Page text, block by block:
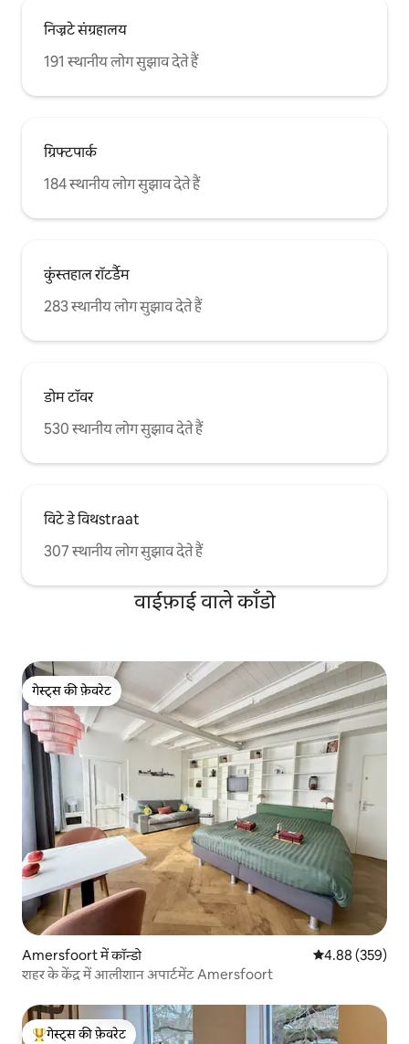
निज्नटे संग्रहालय
191 स्थानीय लोग सुझाव देते हैं
ग्रिफ्टपार्क
184 स्थानीय लोग सुझाव देते हैं
कुंस्तहाल रॉटर्डैम
283 स्थानीय लोग सुझाव देते हैं
डोम टॉवर
530 स्थानीय लोग सुझाव देते हैं
विटे डे विथstraat
307 स्थानीय लोग सुझाव देते हैं
वाईफ़ाई वाले काँडो
गेस्ट्स की फ़ेवरेट
गेस्ट्स की फ़ेवरेट
Amersfoort में कॉन्डो औसत रेटिंग 5 में से
4.88 (359)
शहर के केंद्र में आलीशान अपार्टमेंट Amersfoort
गेस्ट्स की फ़ेवरेट